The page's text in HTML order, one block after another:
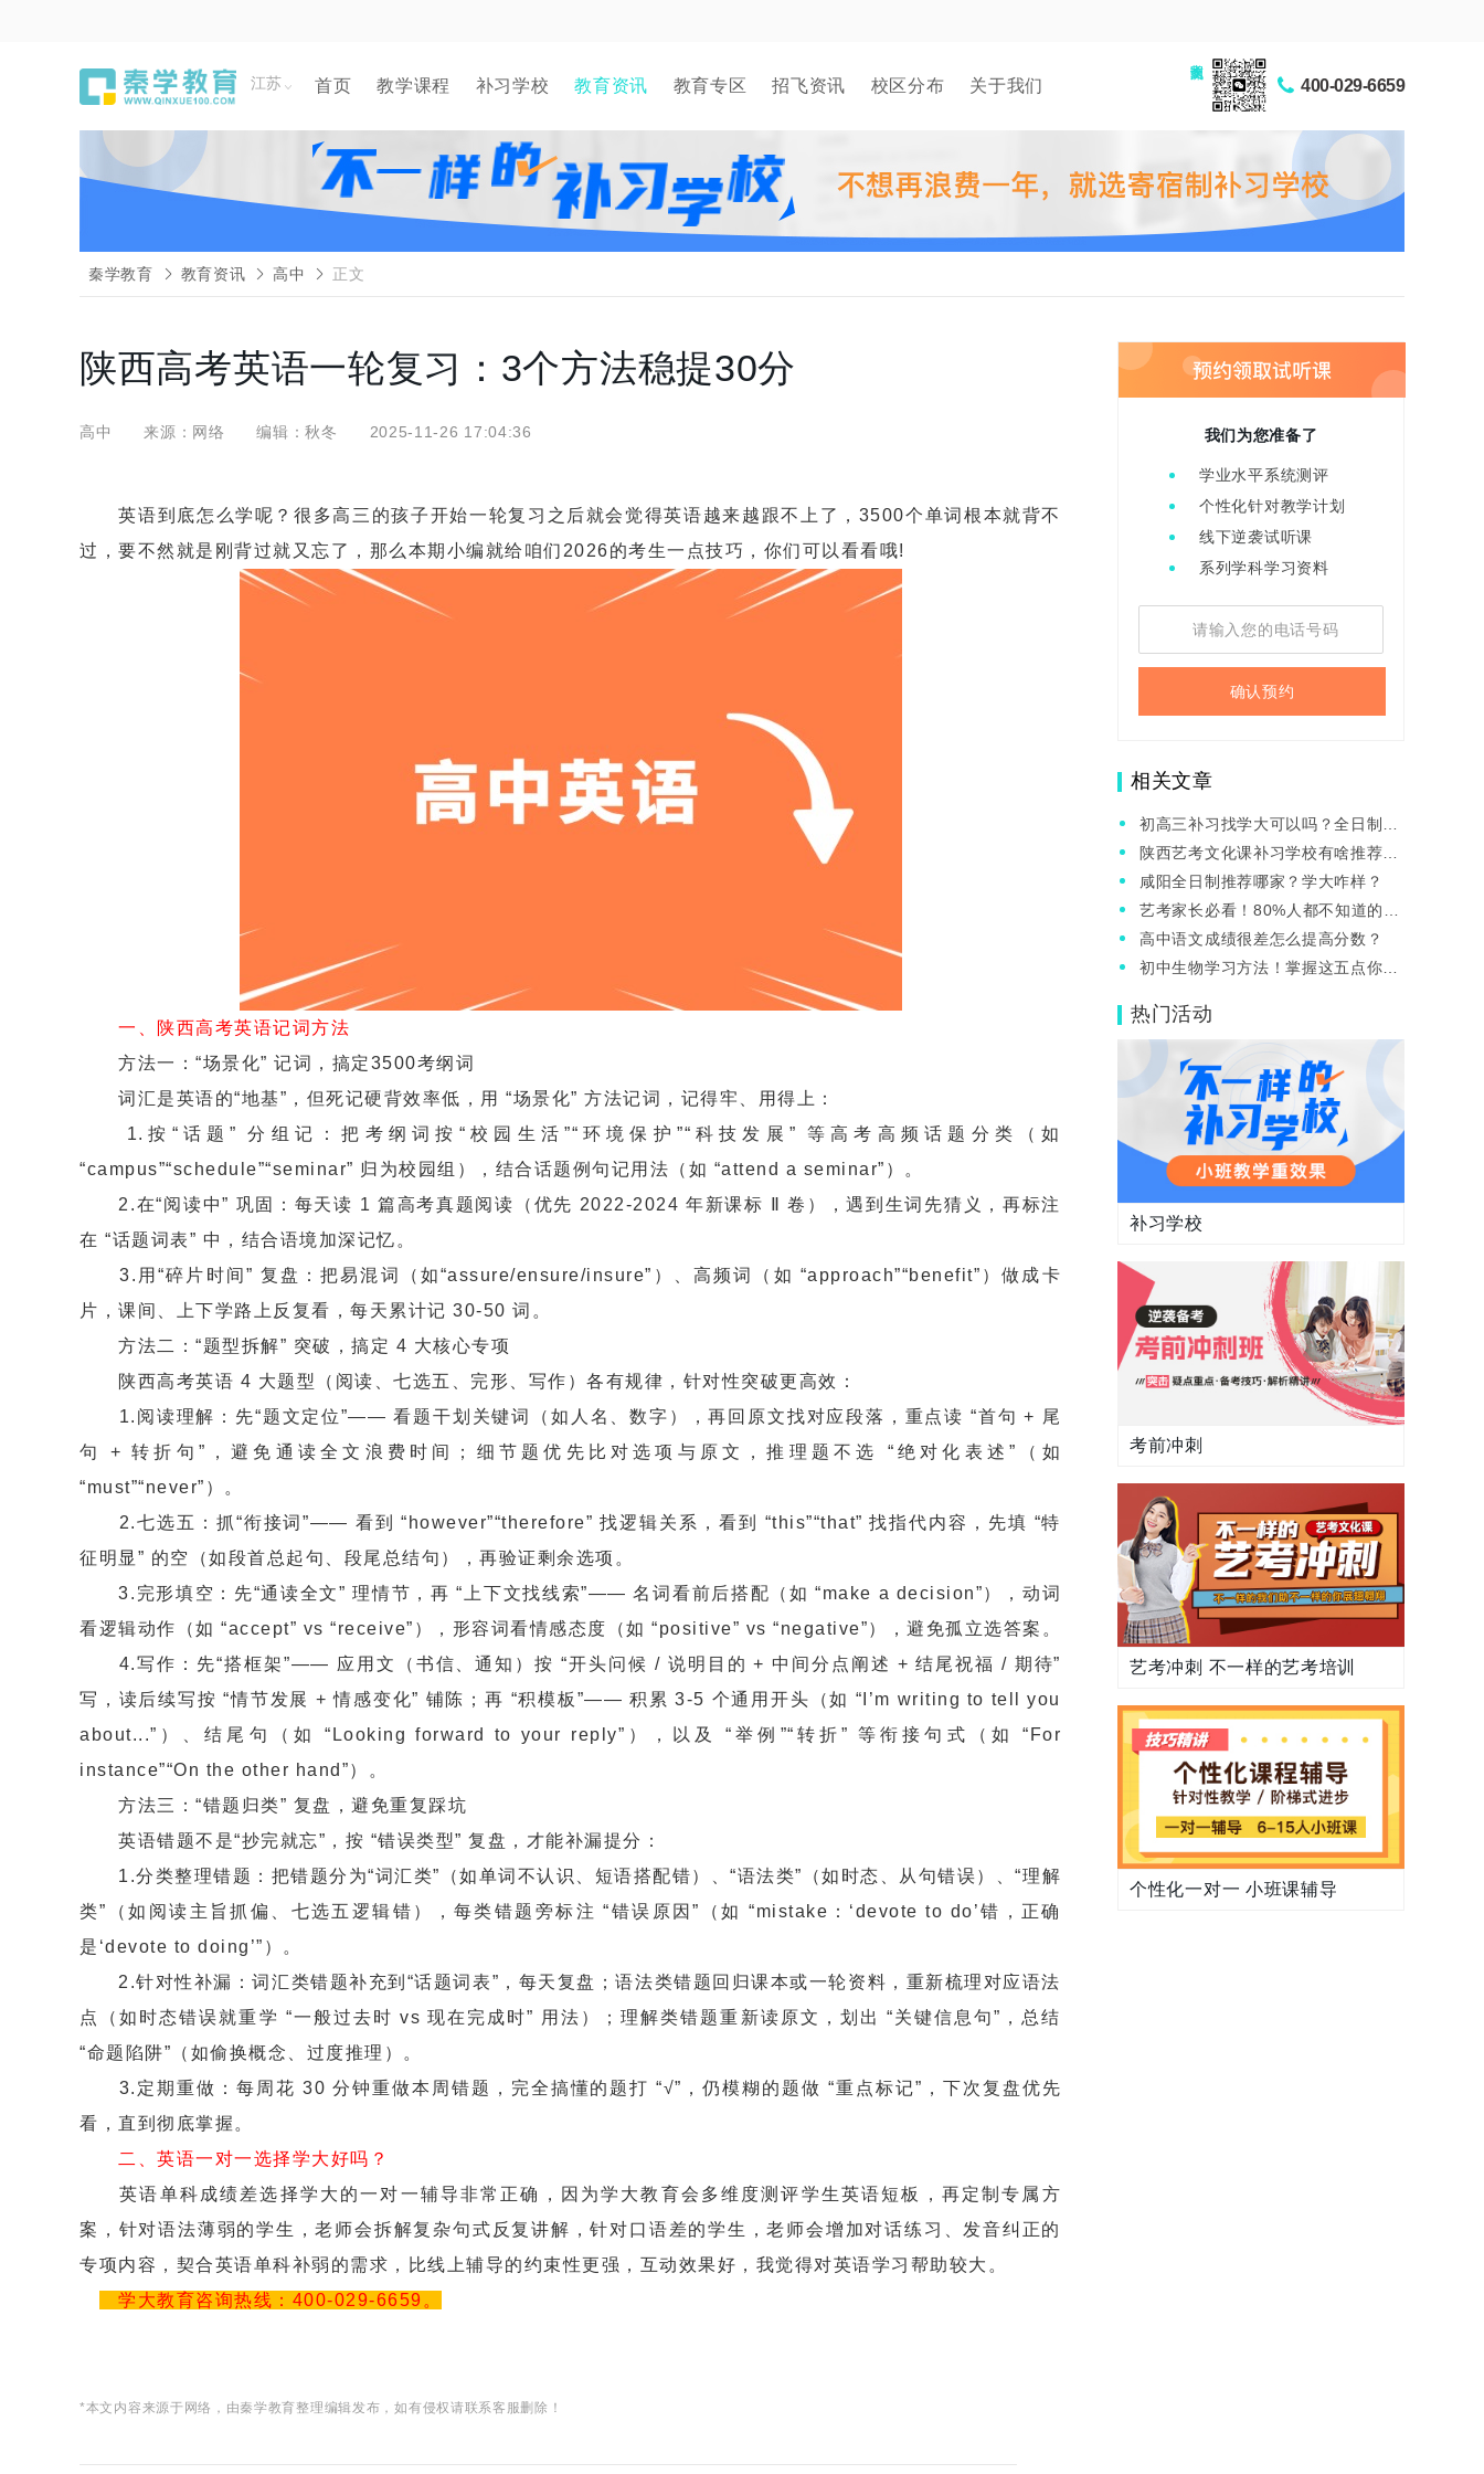
江苏 首页 教学课程 补习学校 教育资讯 教育专区 招飞资讯 校区分布 关于我们 400-029-6659
秦学教育 教育资讯 高中 正文
陕西高考英语一轮复习：3个方法稳提30分
高中 来源：网络 编辑：秋冬 2025-11-26 17:04:36
英语到底怎么学呢？很多高三的孩子开始一轮复习之后就会觉得英语越来越跟不上了，3500个单词根本就背不
过，要不然就是刚背过就又忘了，那么本期小编就给咱们2026的考生一点技巧，你们可以看看哦!
一、陕西高考英语记词方法
方法一：“场景化” 记词，搞定3500考纲词
词汇是英语的“地基”，但死记硬背效率低，用 “场景化” 方法记词，记得牢、用得上：
1.按“话题” 分组记：把考纲词按“校园生活”“环境保护”“科技发展” 等高考高频话题分类（如
“campus”“schedule”“seminar” 归为校园组），结合话题例句记用法（如 “attend a seminar”）。
2.在“阅读中” 巩固：每天读 1 篇高考真题阅读（优先 2022-2024 年新课标 Ⅱ 卷），遇到生词先猜义，再标注
在 “话题词表” 中，结合语境加深记忆。
3.用“碎片时间” 复盘：把易混词（如“assure/ensure/insure”）、高频词（如 “approach”“benefit”）做成卡
片，课间、上下学路上反复看，每天累计记 30-50 词。
方法二：“题型拆解” 突破，搞定 4 大核心专项
陕西高考英语 4 大题型（阅读、七选五、完形、写作）各有规律，针对性突破更高效：
1.阅读理解：先“题文定位”—— 看题干划关键词（如人名、数字），再回原文找对应段落，重点读 “首句 + 尾
句 + 转折句”，避免通读全文浪费时间；细节题优先比对选项与原文，推理题不选 “绝对化表述”（如
“must”“never”）。
2.七选五：抓“衔接词”—— 看到 “however”“therefore” 找逻辑关系，看到 “this”“that” 找指代内容，先填 “特
征明显” 的空（如段首总起句、段尾总结句），再验证剩余选项。
3.完形填空：先“通读全文” 理情节，再 “上下文找线索”—— 名词看前后搭配（如 “make a decision”），动词
看逻辑动作（如 “accept” vs “receive”），形容词看情感态度（如 “positive” vs “negative”），避免孤立选答案。
4.写作：先“搭框架”—— 应用文（书信、通知）按 “开头问候 / 说明目的 + 中间分点阐述 + 结尾祝福 / 期待”
写，读后续写按 “情节发展 + 情感变化” 铺陈；再 “积模板”—— 积累 3-5 个通用开头（如 “I’m writing to tell you
about...”）、结尾句（如 “Looking forward to your reply”），以及 “举例”“转折” 等衔接句式（如 “For
instance”“On the other hand”）。
方法三：“错题归类” 复盘，避免重复踩坑
英语错题不是“抄完就忘”，按 “错误类型” 复盘，才能补漏提分：
1.分类整理错题：把错题分为“词汇类”（如单词不认识、短语搭配错）、“语法类”（如时态、从句错误）、“理解
类”（如阅读主旨抓偏、七选五逻辑错），每类错题旁标注 “错误原因”（如 “mistake：‘devote to do’错，正确
是‘devote to doing’”）。
2.针对性补漏：词汇类错题补充到“话题词表”，每天复盘；语法类错题回归课本或一轮资料，重新梳理对应语法
点（如时态错误就重学 “一般过去时 vs 现在完成时” 用法）；理解类错题重新读原文，划出 “关键信息句”，总结
“命题陷阱”（如偷换概念、过度推理）。
3.定期重做：每周花 30 分钟重做本周错题，完全搞懂的题打 “√”，仍模糊的题做 “重点标记”，下次复盘优先
看，直到彻底掌握。
二、英语一对一选择学大好吗？
英语单科成绩差选择学大的一对一辅导非常正确，因为学大教育会多维度测评学生英语短板，再定制专属方
案，针对语法薄弱的学生，老师会拆解复杂句式反复讲解，针对口语差的学生，老师会增加对话练习、发音纠正的
专项内容，契合英语单科补弱的需求，比线上辅导的约束性更强，互动效果好，我觉得对英语学习帮助较大。
学大教育咨询热线：400-029-6659。
*本文内容来源于网络，由秦学教育整理编辑发布，如有侵权请联系客服删除！
我们为您准备了
学业水平系统测评
个性化针对教学计划
线下逆袭试听课
系列学科学习资料
确认预约
相关文章
初高三补习找学大可以吗？全日制怎
么收费？
陕西艺考文化课补习学校有啥推荐？
学大怎么样?
咸阳全日制推荐哪家？学大咋样？
艺考家长必看！80%人都不知道的文
化课真相!
高中语文成绩很差怎么提高分数？
初中生物学习方法！掌握这五点你就
热门活动
补习学校
考前冲刺
艺考冲刺 不一样的艺考培训
个性化一对一 小班课辅导